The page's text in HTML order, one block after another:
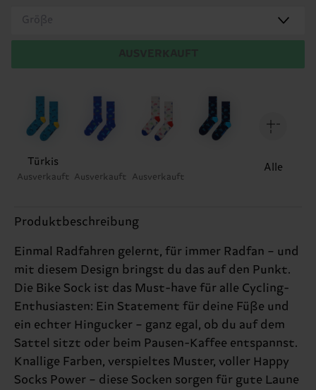
Größe
Türkis
Ausverkauft Ausverkauft Ausverkauft
Alle
Produktbeschreibung
Einmal Radfahren gelernt, für immer Radfan – und
mit diesem Design bringst du das auf den Punkt.
Die Bike Sock ist das Must-have für alle Cycling-
Enthusiasten: Ein Statement für deine Füße und
ein echter Hingucker – ganz egal, ob du auf dem
Sattel sitzt oder beim Pausen-Kaffee entspannst.
Knallige Farben, verspieltes Muster, voller Happy
Socks Power – diese Socken sorgen für gute Laune